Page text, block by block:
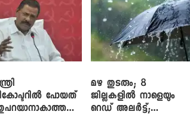
പോയത്
മഴ തുടരും; 8
ജില്ലകളിൽ നാളെയും
റെഡ് അലർട്ട്;